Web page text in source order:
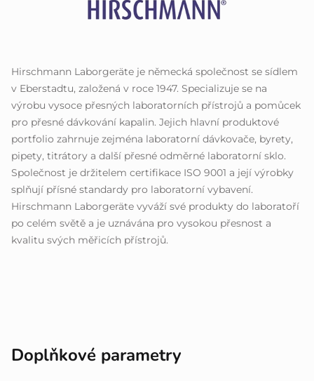
Hirschmann Laborgeräte je německá společnost se sídlem
v Eberstadtu, založená v roce 1947. Specializuje se na
výrobu vysoce přesných laboratorních přístrojů a pomůcek
pro přesné dávkování kapalin. Jejich hlavní produktové
portfolio zahrnuje zejména laboratorní dávkovače, byrety,
pipety, titrátory a další přesné odměrné laboratorní sklo.
Společnost je držitelem certifikace ISO 9001 a její výrobky
splňují přísné standardy pro laboratorní vybavení.
Hirschmann Laborgeräte vyváží své produkty do laboratoří
po celém světě a je uznávána pro vysokou přesnost a
kvalitu svých měřicích přístrojů.
Doplňkové parametry